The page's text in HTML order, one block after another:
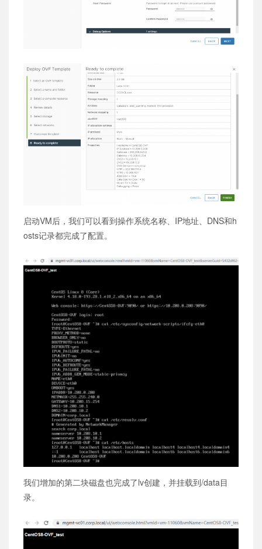
启动VM后，我们可以看到操作系统名称、IP地址、DNS和h
osts记录都完成了配置。
我们增加的第二块磁盘也完成了lv创建，并挂载到/data目
录。